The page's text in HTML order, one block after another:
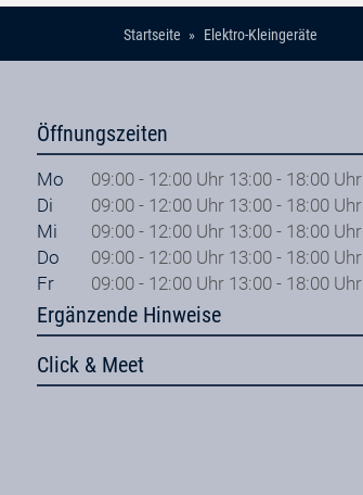
Startseite Elektro-Kleingeräte
Öffnungszeiten
Mo
09:00 - 12:00 Uhr 13:00 - 18:00 Uhr
Di
09:00 - 12:00 Uhr 13:00 - 18:00 Uhr
Mi
09:00 - 12:00 Uhr 13:00 - 18:00 Uhr
Do
09:00 - 12:00 Uhr 13:00 - 18:00 Uhr
Fr
09:00 - 12:00 Uhr 13:00 - 18:00 Uhr
Ergänzende Hinweise
Click & Meet